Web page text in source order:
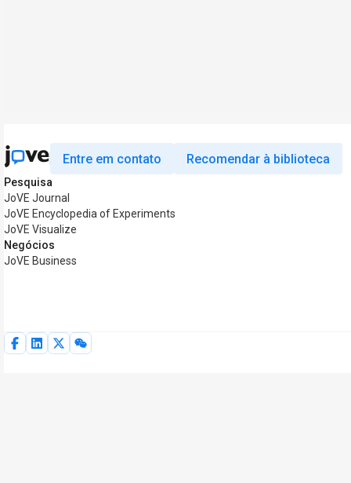
Entre em contato Recomendar à biblioteca
Pesquisa
JoVE Journal
JoVE Encyclopedia of Experiments
JoVE Visualize
Negócios
JoVE Business